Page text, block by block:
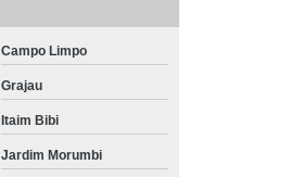
Campo Limpo
Grajau
Itaim Bibi
Jardim Morumbi